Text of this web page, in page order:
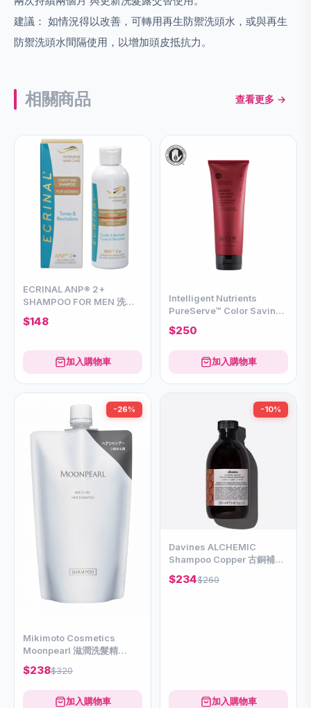
建議： 如情況得以改善，可轉用再生防禦洗頭水，或與再生
防禦洗頭水間隔使用，以增加頭皮抵抗力。
相關商品 查看更多 →
ECRINAL ANP® 2+
SHAMPOO FOR MEN 洗頭
水 (男性)
$148
加入購物車
Intelligent Nutrients
PureServe™ Color Saving
Conditioner 200ml
$250
加入購物車
-26%
Mikimoto Cosmetics
Moonpearl 滋潤洗髮精
350ml refill
$238$320
加入購物車
-10%
Davines ALCHEMIC
Shampoo Copper 古銅補色
洗髮露280ml
$234$260
加入購物車